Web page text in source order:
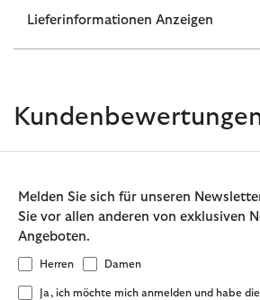
Lieferinformationen Anzeigen
Melden Sie sich für unseren
Sie vor allen anderen von exklusiven
Angeboten.
Herren Damen
Ja, ich möchte mich anmelden und habe